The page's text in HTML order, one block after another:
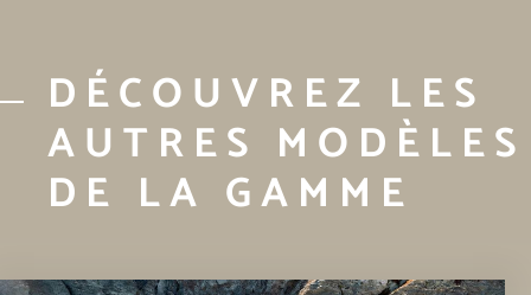
DÉCOUVREZ LES
AUTRES MODÈLES
DE LA GAMME